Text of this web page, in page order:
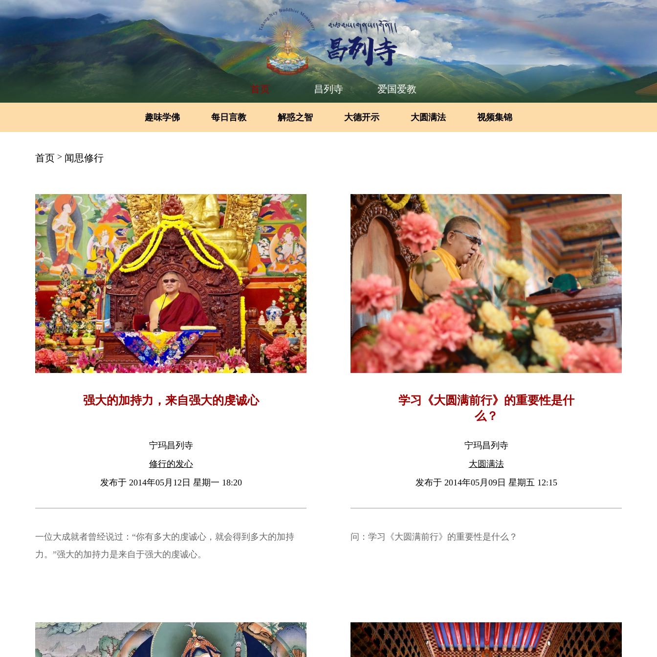
首页 昌列寺 爱国爱教
趣味学佛 每日言教 解惑之智 大德开示 大圆满法 视频集锦
首页 > 闻思修行
强大的加持力，来自强大的虔诚心
宁玛昌列寺
修行的发心
发布于 2014年05月12日 星期一 18:20
一位大成就者曾经说过：“你有多大的虔诚心，就会得到多大的加持
力。”强大的加持力是来自于强大的虔诚心。
学习《大圆满前行》的重要性是什
么？
宁玛昌列寺
大圆满法
发布于 2014年05月09日 星期五 12:15
问：学习《大圆满前行》的重要性是什么？